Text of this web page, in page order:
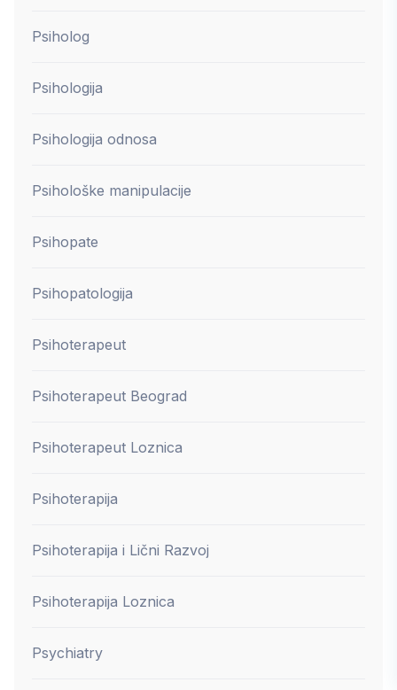
Psiholog
Psihologija
Psihologija odnosa
Psihološke manipulacije
Psihopate
Psihopatologija
Psihoterapeut
Psihoterapeut Beograd
Psihoterapeut Loznica
Psihoterapija
Psihoterapija i Lični Razvoj
Psihoterapija Loznica
Psychiatry